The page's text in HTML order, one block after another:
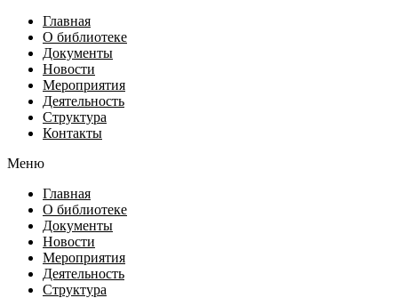
Главная
О библиотеке
Документы
Новости
Мероприятия
Деятельность
Структура
Контакты
Меню
Главная
О библиотеке
Документы
Новости
Мероприятия
Деятельность
Структура